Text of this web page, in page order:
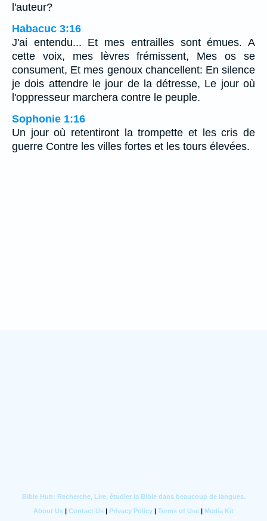
l'auteur?
Habacuc 3:16
J'ai entendu... Et mes entrailles sont émues. A
cette voix, mes lèvres frémissent, Mes os se
consument, Et mes genoux chancellent: En silence
je dois attendre le jour de la détresse, Le jour où
l'oppresseur marchera contre le peuple.
Sophonie 1:16
Un jour où retentiront la trompette et les cris de
guerre Contre les villes fortes et les tours élevées.